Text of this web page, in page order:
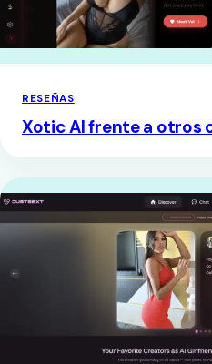
RESEÑAS
Xotic AI frente a otros